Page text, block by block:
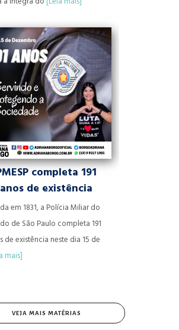
completa 191
anos de existência
em 1831, a Polícia Miliar do
de São Paulo completa 191
de existência neste dia 15 de
mais]
VEJA MAIS MATÉRIAS